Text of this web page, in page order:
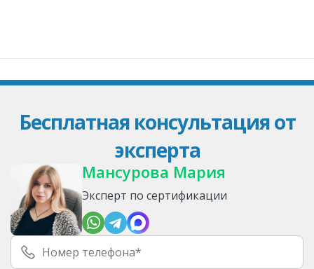
Бесплатная консультация от
эксперта
Мансурова Мария
Эксперт по сертификации